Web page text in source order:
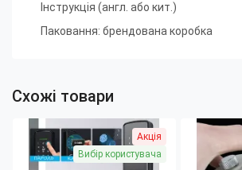
Інструкція (англ. або кит.)
Паковання: брендована коробка
Схожі товари
Акція
Вибір користувача